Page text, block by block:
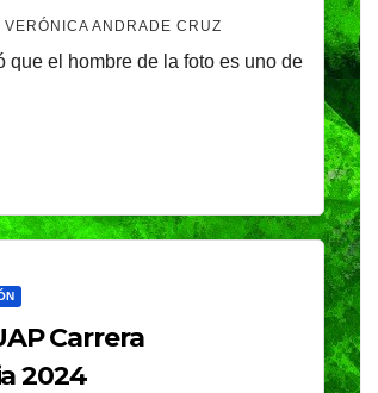
VERÓNICA ANDRADE CRUZ
que el hombre de la foto es uno de
Carrera
2024